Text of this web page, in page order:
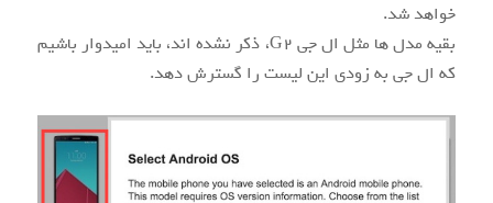
خواهد شد.
بقیه مدل ها مثل ال جی G2، ذکر نشده اند، باید امیدوار باشیم
که ال جی به زودی این لیست را گسترش دهد.